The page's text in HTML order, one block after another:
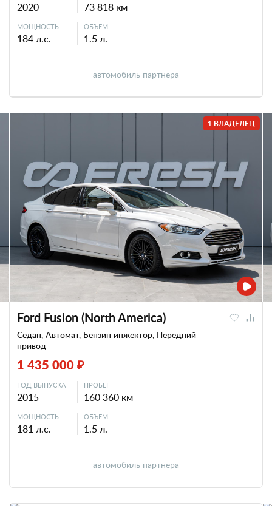
2020 73 818 км
МОЩНОСТЬ
184 л.с.
ОБЪЕМ
1.5 л.
автомобиль партнера
1 ВЛАДЕЛЕЦ
Ford Fusion (North America)
Седан, Автомат, Бензин инжектор, Передний
привод
1 435 000 ₽
ГОД ВЫПУСКА
2015
ПРОБЕГ
160 360 км
МОЩНОСТЬ
181 л.с.
ОБЪЕМ
1.5 л.
автомобиль партнера